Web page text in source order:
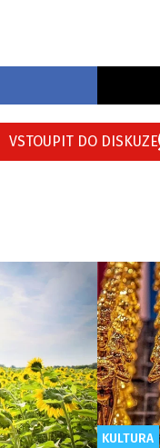
VSTOUPIT DO DISKUZE
KULTURA